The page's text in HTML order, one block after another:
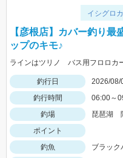
イシグロ
【彦根店】カバー釣り
ップのキモ♪
釣行日
2026/08/
釣行時間
06:00～
釣場
琵琶湖
ポイント
釣魚
ブラック